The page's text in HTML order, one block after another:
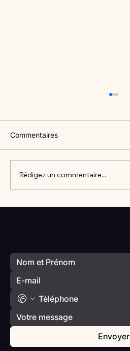
Commentaires
Rédigez un commentaire...
Envoyer